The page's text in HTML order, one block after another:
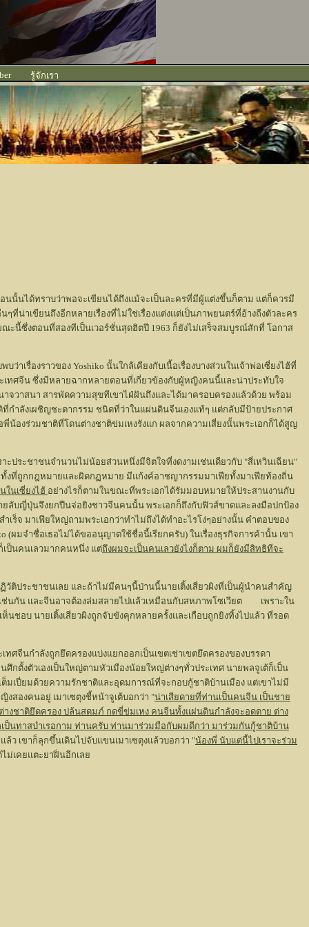
รู้จักเรา
นั้นได้ทราบว่าพอจะเขียนได้ถึงแม้จะเป็นละครที่มีผู้แต่งขึ้นก็ตาม แต่ก็ควรมี
ที่น่าเขียนถึงอีกหลายเรื่องที่ไม่ใช่เรื่องแต่งแต่เป็นภาพยนตร์ที่อ้างถีงตัวละคร
ณะนี้ซึ่งตอนที่สองทีเป็นเวอร์ชั่นสุดฮิตปี 1963 ก็ยังไม่เสร็จสมบูรณ์สักที่ โอกาส
เรื่องราวของ Yoshiko นั้นใกล้เคียงกับเนื้อเรื่องบางส่วนในเจ้าพ่อเซี่ยงไฮ้ที่
เทศจีน ซึ่งมีหลายฉากหลายตอนที่เกี่ยวข้องกับผู้หญิงคนนี้และน่าประทับใจ
จวาสนา สารพัดความสุขทีเขาไฝ่ฝันถึงและได้มาครอบครองแล้วด้วย พร้อม
ำลังเผชิญชะตากรรม ชนิดที่ว่าในแผ่นดินจีนเองแท้ๆ แต่กลับมีป้ายประกาศ
พี่น้องร่วมชาติที่โดนต่างชาติข่มเหงรังแก ผลจากความเสี่ยงนั้นพระเอกก็ได้สูญ
ประชาชนจำนวนไม่น้อยส่วนหนึ่งมีจิตใจที่งดงามเช่นเดียวกับ "สี่เหวินเฉียน"
งที่ถูกกฎหมายและผิดกฏหมาย มีแก้งค์อาชญากรรมมาเฟียทั้งมาเฟียท้องถิ่น
นเซี่ยงไฮ้ อย่างไรก็ตามในขณะที่พระเอกได้รัมมอบหมายให้ประสานงานกับ
ลับญี่ปุ่นจึงยกปืนจ่อยิงชาวจีนคนนั้น พระเอกก็ถึงกับฟิวส์ขาดและลงมือปกป้อง
จ มาเฟียใหญ่ถามพระเอกว่าทำไม่ถึงได้ทำอะไรโง่ๆอย่างนั้น คำตอบของ
(ผมจำชื่อเธอไม่ได้ขออนุญาตใช้ชื่อนี้เรียกครับ) ในเรื่องธุรกิจการค้านั้น เขา
เป็นคนเลวมากคนหนึ่ง แต่ถึงผมจะเป็นคนเลวยังไงก็ตาม ผมก็ยังมีสิทธิทีจะ
ติประชาชนเลย และถ้าไม่มีคนๆนี้ป่านนี้นายเติ้งเสี่ยวผิงที่เป็นผู้นำคนสำคัญ
เช่นกัน และจีนอาจต้องล่มสลายไปแล้วเหมือนกับสหภาพโซเวียต เพราะใน
ชอบ นายเติ้งเสี่ยวผิงถูกจับขังคุกหลายครั้งและเกือบถูกยิงทิ้งไปแล้ว ที่รอด
ศจีนกำลังถูกยึดครองแบ่งแยกออกเป็นเขตเช่าเขตยึดครองของบรรดา
ตั้งตัวเองเป็นใหญ่ตามหัวเมืองน้อยใหญ่ต่างๆทั่วประเทศ นายพลจูเต้ก็เป็น
มเปี่ยมด้วยความรักชาติและอุดมการณ์ที่จะกอบกู้ชาติบ้านเมือง แต่เขาไม่มี
สองคนอยู่ เมาเซตุงชี้หน้าจูเต้บอกว่า "น่าเสียดายที่ท่านเป็นคนจีน เป็นชาย
ชาติยึดครอง ปล้นสดมภ์ กดขี่ข่มเหง คนจีนทั้งแผ่นดินกำลังจะอดตาย ต่าง
เป็นทาสบำเรอกาม ท่านครับ ท่านมาร่วมมือกับผมดีกว่า มาร่วมกันกู้ชาติบ้าน
ว เขาก็ลุกขึ้นเดินไปจับแขนเมาเซตุงแล้วบอกว่า "น้องพี่ นับแต่นี้ไปเราจะร่วม
ม่เคยแตะยาฝิ่นอีกเลย